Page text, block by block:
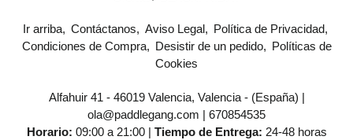
Ir arriba Contáctanos Aviso Legal
Política de Privacidad
Condiciones de Compra
Desistir de un pedido
Políticas de
Cookies
Alfahuir 41 - 46019 Valencia, Valencia - (España) |
ola@paddlegang.com | 670854535
Horario: 09:00 a 21:00 | Tiempo de Entrega: 24-48 horas